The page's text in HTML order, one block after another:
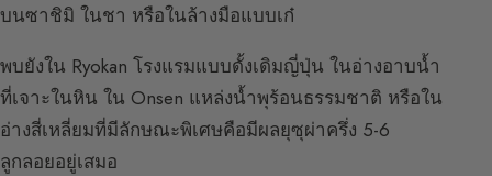
บนซาชิมิ ในชา หรือในล้างมือแบบเก๋
พบยังใน Ryokan โรงแรมแบบดั้งเดิมญี่ปุ่น ในอ่างอาบน้ำ
ที่เจาะในหิน ใน Onsen แหล่งน้ำพุร้อนธรรมชาติ หรือใน
อ่างสี่เหลี่ยมที่มีลักษณะพิเศษคือมีผลยุซุผ่าครึ่ง 5-6
ลูกลอยอยู่เสมอ